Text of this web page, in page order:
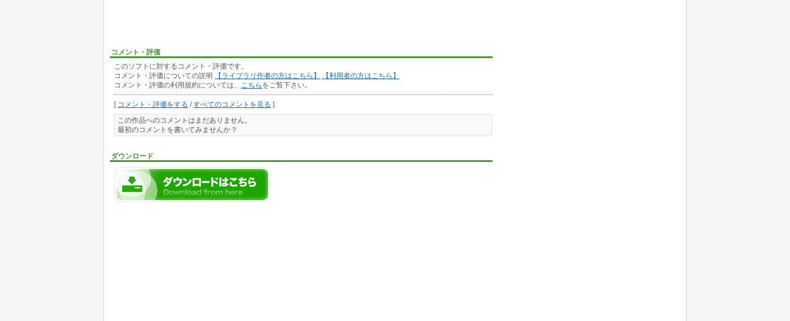
コメント・評価
このソフトに対するコメント・評価です。
コメント・評価についての説明
【ライブラリ作者の方はこちら】
【利用者の方はこちら】
コメント・評価の利用規約については、
こちら をご覧下さい。
[ コメント・評価をする /すべてのコメントを見る ]
この作品へのコメントはまだありません。
最初のコメントを書いてみませんか？
ダウンロード